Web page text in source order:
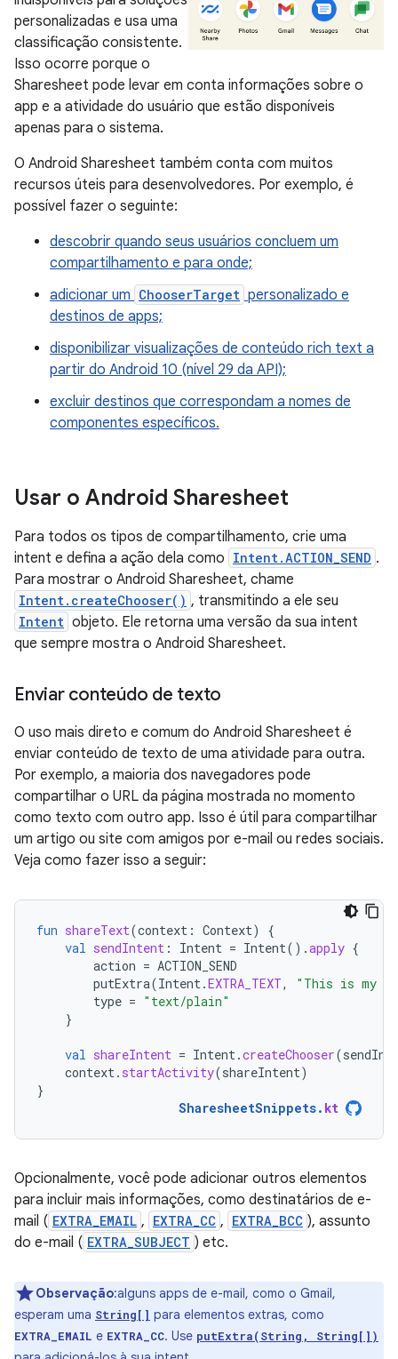
personalizadas e usa uma
classificação consistente.
Isso ocorre porque o
Sharesheet pode levar em conta informações sobre o
app e a atividade do usuário que estão disponíveis
apenas para o sistema.
O Android Sharesheet também conta com muitos
recursos úteis para desenvolvedores. Por exemplo, é
possível fazer o seguinte:
descobrir quando seus usuários concluem um
compartilhamento e para onde;
adicionar um ChooserTarget personalizado e
destinos de apps;
disponibilizar visualizações de conteúdo rich text a
partir do Android 10 (nível 29 da API);
excluir destinos que correspondam a nomes de
componentes específicos.
Usar o Android Sharesheet
Para todos os tipos de compartilhamento, crie uma
intent e defina a ação dela como Intent.ACTION_SEND .
Para mostrar o Android Sharesheet, chame
Intent.createChooser() , transmitindo a ele seu
Intent objeto. Ele retorna uma versão da sua intent
que sempre mostra o Android Sharesheet.
Enviar conteúdo de texto
O uso mais direto e comum do Android Sharesheet é
enviar conteúdo de texto de uma atividade para outra.
Por exemplo, a maioria dos navegadores pode
compartilhar o URL da página mostrada no momento
como texto com outro app. Isso é útil para compartilhar
um artigo ou site com amigos por e-mail ou redes sociais.
Veja como fazer isso a seguir:
fun shareText(context : Context)
{
val sendIntent : Intent = Intent().apply {
action = ACTION_SEND
putExtra(Intent.EXTRA_TEXT,
"This is my
type = "text/plain"
}
val shareIntent = Intent.createChooser(
context. startActivity(shareIntent)
}
SharesheetSnippets. kt
Opcionalmente, você pode adicionar outros elementos
para incluir mais informações, como destinatários de e-
mail ( EXTRA_EMAIL , EXTRA_CC , EXTRA_BCC ), assunto
do e-mail ( EXTRA_SUBJECT ) etc.
Observação:alguns apps de e-mail, como o Gmail,
esperam uma String[] para elementos extras, como
EXTRA_EMAIL e EXTRA_CC. Use putExtra(String, String[])